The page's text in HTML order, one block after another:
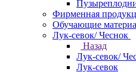
Фирменная
Обучающие
Лук-севок/ Чеснок
Назад
Лук-севок/
Лук-севок